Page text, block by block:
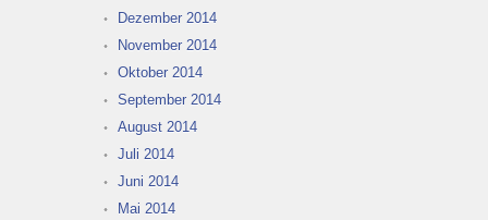
Dezember 2014
November 2014
Oktober 2014
September 2014
August 2014
Juli 2014
Juni 2014
Mai 2014